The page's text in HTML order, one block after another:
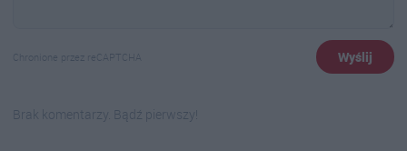
Chronione przez reCAPTCHA Wyślij
Brak komentarzy. Bądź pierwszy!